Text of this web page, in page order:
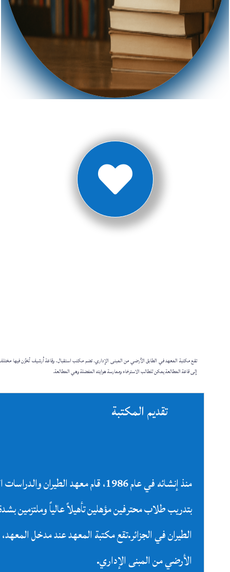

تقع مكتبة المعهد في الطابق الأرضي من المبنى الإداري. تضم مكتب استقبال، وقاعة أرشيف تُخزَّن فيها
إلى قاعة المطالعة يمكن للطالب الاسترخاء وممارسة هوايته المفضلة وهي المطالعة.
تقديم المكتبة
منذ إنشائه في عام 1986، قام معهد الطيران
بتدريب طلاب محترفين مؤهلين تأهيلاً عالياً وملتزمين
الطيران في الجزائر.تقع مكتبة المعهد عند مدخل
الأرضي من المبنى الإداري.